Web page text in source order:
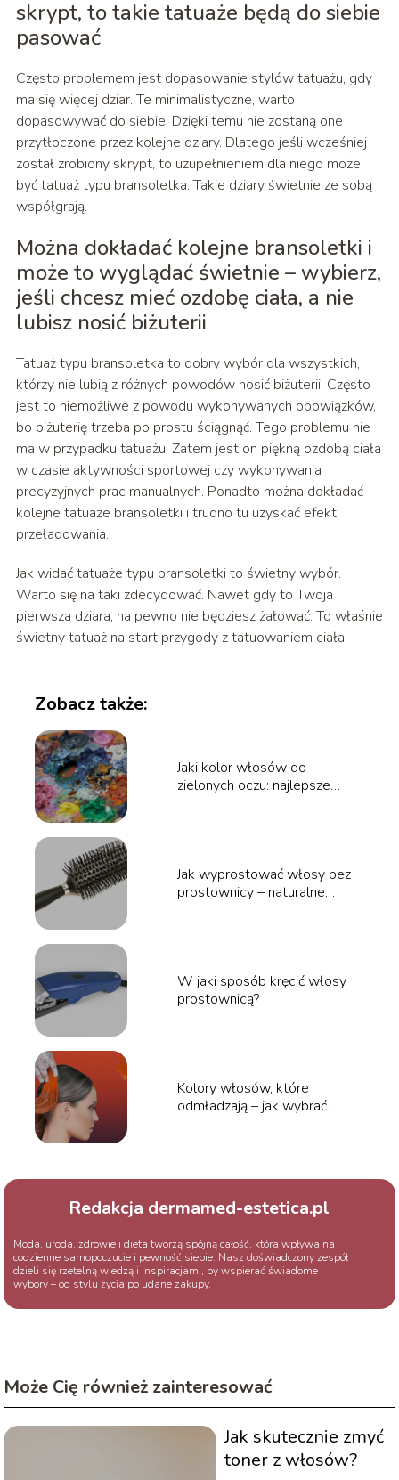
skrypt, to takie tatuaże będą do siebie
pasować
Często problemem jest dopasowanie stylów tatuażu, gdy
ma się więcej dziar. Te minimalistyczne, warto
dopasowywać do siebie. Dzięki temu nie zostaną one
przytłoczone przez kolejne dziary. Dlatego jeśli wcześniej
został zrobiony skrypt, to uzupełnieniem dla niego może
być tatuaż typu bransoletka. Takie dziary świetnie ze sobą
współgrają.
Można dokładać kolejne bransoletki i
może to wyglądać świetnie – wybierz,
jeśli chcesz mieć ozdobę ciała, a nie
lubisz nosić biżuterii
Tatuaż typu bransoletka to dobry wybór dla wszystkich,
którzy nie lubią z różnych powodów nosić biżuterii. Często
jest to niemożliwe z powodu wykonywanych obowiązków,
bo biżuterię trzeba po prostu ściągnąć. Tego problemu nie
ma w przypadku tatuażu. Zatem jest on piękną ozdobą ciała
w czasie aktywności sportowej czy wykonywania
precyzyjnych prac manualnych. Ponadto można dokładać
kolejne tatuaże bransoletki i trudno tu uzyskać efekt
przeładowania.
Jak widać tatuaże typu bransoletki to świetny wybór.
Warto się na taki zdecydować. Nawet gdy to Twoja
pierwsza dziara, na pewno nie będziesz żałować. To właśnie
świetny tatuaż na start przygody z tatuowaniem ciała.
Zobacz także:
Jaki kolor włosów do
zielonych oczu: najlepsze
Jak wyprostować włosy bez
prostownicy – naturalne
W jaki sposób kręcić włosy
prostownicą?
Kolory włosów, które
odmładzają – jak wybrać
Redakcja dermamed-estetica.pl
Moda, uroda, zdrowie i dieta tworzą spójną całość, która wpływa na
codzienne samopoczucie i pewność siebie. Nasz doświadczony zespół
dzieli się rzetelną wiedzą i inspiracjami, by wspierać świadome
wybory – od stylu życia po udane zakupy.
Może Cię również zainteresować
Jak skutecznie zmyć
toner z włosów?